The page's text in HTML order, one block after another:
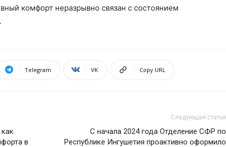
комфорт неразрывно связан с состоянием
Telegram VK Copy URL
в
Следующая статья
С начала 2024 года Отделение СФР по
Республике Ингушетия проактивно оформило